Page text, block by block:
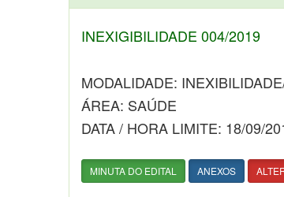
INEXIGIBILIDADE 004/2019
MODALIDADE:
ÁREA: SAÚDE
DATA / HORA LIMITE: 18/09/
MINUTA DO EDITAL ANEXOS